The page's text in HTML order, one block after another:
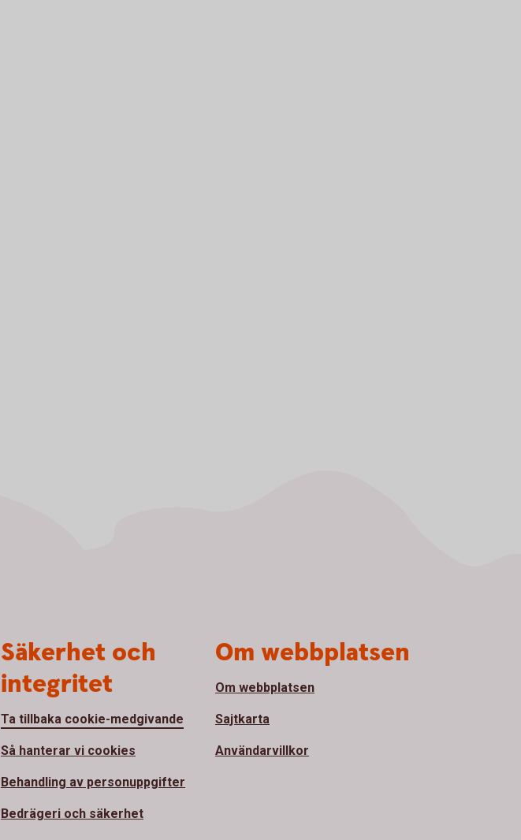
Säkerhet och
integritet
Ta tillbaka cookie-medgivande
Så hanterar vi cookies
Behandling av personuppgifter
Bedrägeri och säkerhet
Om webbplatsen
Om webbplatsen
Sajtkarta
Användarvillkor